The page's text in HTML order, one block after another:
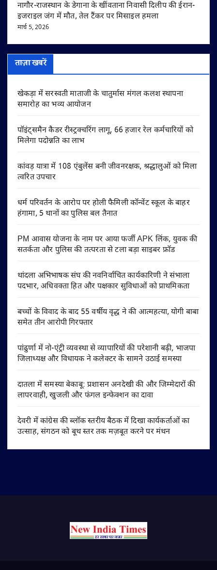
नागौर-राजस्थान के डेगाना के खींवताना निवासी दिलीप की ईरान-
इजराइल जंग में मौत, तेल टैंकर पर मिसाइल हमला
मार्च 5, 2026
ताज़ा खबरें
खेकड़ा में सरस्वती माताजी के चातुर्मास मंगल कलश स्थापना
समारोह का भव्य आयोजन
पॉइंट्समैन कैडर रीस्ट्रक्चरिंग लागू, 66 हजार रेल कर्मचारियों को
मिलेगा पदोन्नति का लाभ
कांवड़ यात्रा में 108 एंबुलेंस बनी जीवनरक्षक, श्रद्धालुओं को मिला
त्वरित उपचार
धर्म परिवर्तन के आरोप पर होली फैमिली कॉन्वेंट स्कूल के बाहर
हंगामा, 5 थानों का पुलिस बल तैनात
PM आवास योजना के नाम पर आया फर्जी APK लिंक, युवक की
सतर्कता और पुलिस की तत्परता से टला बड़ा साइबर फ्रॉड
थांदला अभिभाषक संघ की नवनिर्वाचित कार्यकारिणी ने संभाला
पदभार, अधिवक्ता हित और पक्षकार सुविधाओं को प्राथमिकता
बच्चों के विवाद के बाद 55 वर्षीय वृद्ध ने की आत्महत्या, योगी बाबा
समेत तीन आरोपी गिरफ्तार
पांढुर्णा में नो-एंट्री व्यवस्था से व्यापारियों की परेशानी बढ़ी, भाजपा
जिलाध्यक्ष और विधायक ने कलेक्टर के सामने उठाई समस्या
दातला में समस्या बेकाबू: प्रशासन अनदेखी की और जिम्मेदारों की
लापरवाही, खुजली और फंगल इन्फेक्शन का दावा
देवरी में कांग्रेस की ब्लॉक स्तरीय बैठक में दिखा कार्यकर्ताओं का
उत्साह, संगठन को बूथ स्तर तक मज़बूत करने पर मंथन